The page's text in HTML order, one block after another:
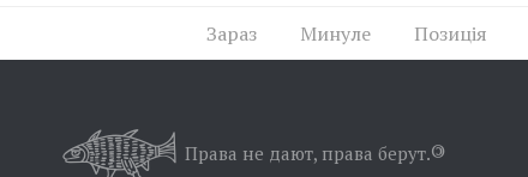
Зараз Минуле Позиція
Права не дают, права берут.©